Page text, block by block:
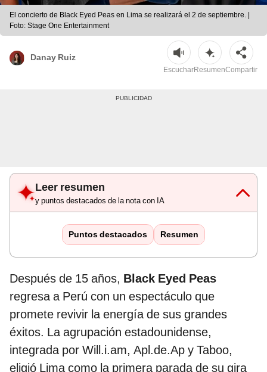
El concierto de Black Eyed Peas en Lima se realizará el 2 de septiembre. |
Foto: Stage One Entertainment
Danay Ruiz
EscucharResumenCompartir
Leer resumen
y puntos destacados de la nota con IA
Puntos destacados Resumen
Después de 15 años, Black Eyed Peas
regresa a Perú con un espectáculo que
promete revivir la energía de sus grandes
éxitos. La agrupación estadounidense,
integrada por Will.i.am, Apl.de.Ap y Taboo,
eligió Lima como la primera parada de su gira